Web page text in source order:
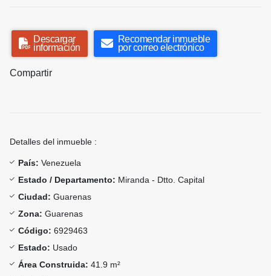
Descargar
información
Recomendar inmueble
por correo electrónico
Compartir
Detalles del inmueble :
País: Venezuela
Estado / Departamento: Miranda - Dtto. Capital
Ciudad: Guarenas
Zona: Guarenas
Código: 6929463
Estado: Usado
Área Construida: 41.9 m²